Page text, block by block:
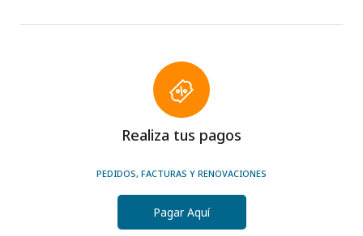
Realiza tus pagos
PEDIDOS, FACTURAS Y RENOVACIONES
Pagar Aquí